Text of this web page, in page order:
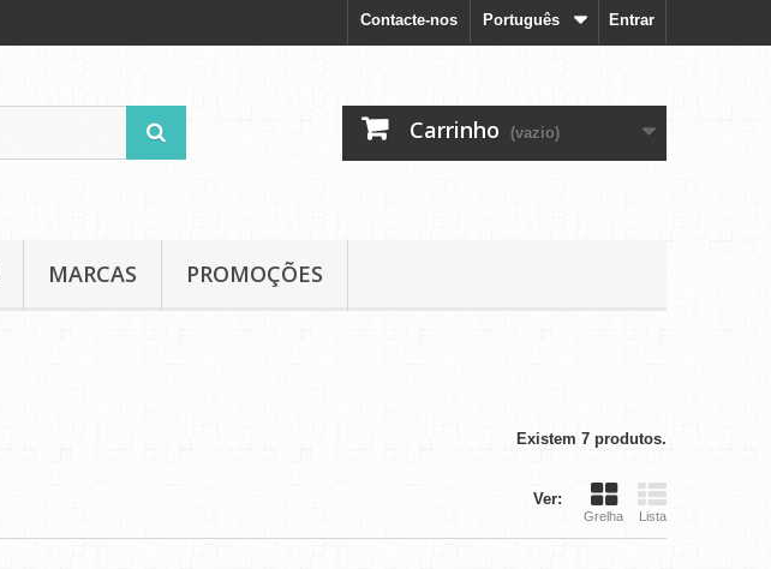
Entrar
Português
Contacte-nos
Carrinho (vazio)
MARCAS PROMOÇÕES
Existem 7 produtos.
Ver:
Grelha Lista